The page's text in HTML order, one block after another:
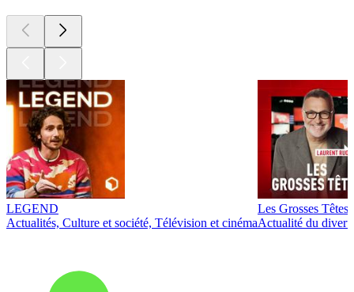
LEGEND
Actualités, Culture et société, Télévision et cinéma
Les Grosses Têtes
Actualité du